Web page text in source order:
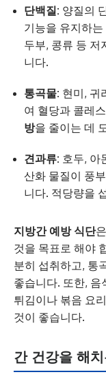
단백질: 양질의
기능을 유지하
두부, 콩류 등 저
니다.
통곡물: 현미, 귀
여 혈당과 콜레
방을 줄이는 데
견과류: 호두, 아
산화 물질이 풍
니다. 적당량을
지방간 예방 식단
것을 목표로 해야
분히 섭취하고, 통
좋습니다. 또한, 음
튀김이나 볶음 요
것이 좋습니다.
간 건강을 해